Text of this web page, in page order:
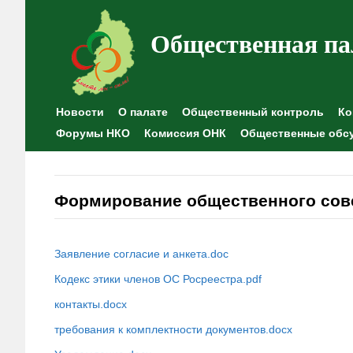
Общественная
Новости О палате Общественный контроль
Форумы НКО
Комиссия ОНК Общественные
Формирование общественного
Заявление согласие и анкета.doc
Кодекс этики членов ОС Росреестра.pdf
контакты.docx
требования к комплектности документов.docx